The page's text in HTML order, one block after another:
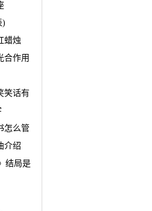
)
蜡烛
合作用
笑话有
怎么管
介绍
结局是